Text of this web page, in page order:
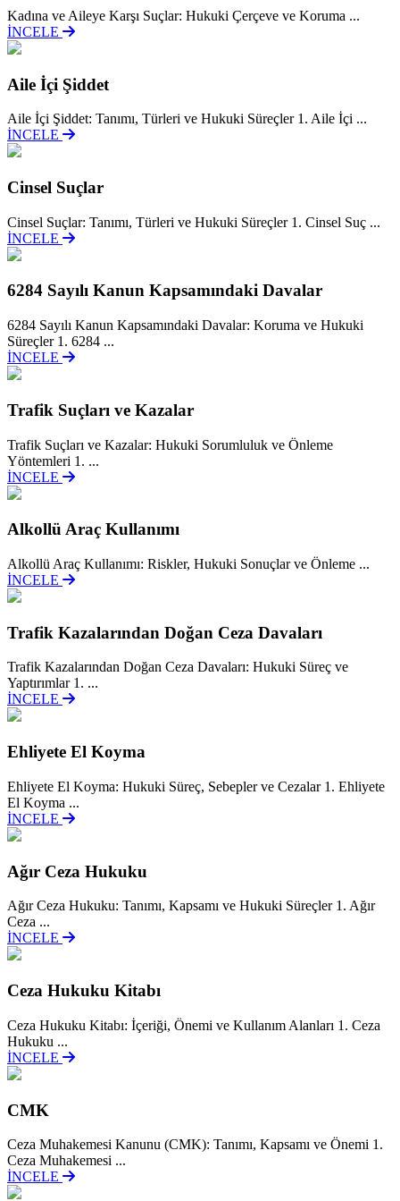
Kadına ve Aileye Karşı Suçlar: Hukuki Çerçeve ve Koruma ...
İNCELE
Aile İçi Şiddet
Aile İçi Şiddet: Tanımı, Türleri ve Hukuki Süreçler 1. Aile İçi ...
İNCELE
Cinsel Suçlar
Cinsel Suçlar: Tanımı, Türleri ve Hukuki Süreçler 1. Cinsel Suç ...
İNCELE
6284 Sayılı Kanun Kapsamındaki Davalar
6284 Sayılı Kanun Kapsamındaki Davalar: Koruma ve Hukuki
Süreçler 1. 6284 ...
İNCELE
Trafik Suçları ve Kazalar
Trafik Suçları ve Kazalar: Hukuki Sorumluluk ve Önleme
Yöntemleri 1. ...
İNCELE
Alkollü Araç Kullanımı
Alkollü Araç Kullanımı: Riskler, Hukuki Sonuçlar ve Önleme ...
İNCELE
Trafik Kazalarından Doğan Ceza Davaları
Trafik Kazalarından Doğan Ceza Davaları: Hukuki Süreç ve
Yaptırımlar 1. ...
İNCELE
Ehliyete El Koyma
Ehliyete El Koyma: Hukuki Süreç, Sebepler ve Cezalar 1. Ehliyete
El Koyma ...
İNCELE
Ağır Ceza Hukuku
Ağır Ceza Hukuku: Tanımı, Kapsamı ve Hukuki Süreçler 1. Ağır
Ceza ...
İNCELE
Ceza Hukuku Kitabı
Ceza Hukuku Kitabı: İçeriği, Önemi ve Kullanım Alanları 1. Ceza
Hukuku ...
İNCELE
CMK
Ceza Muhakemesi Kanunu (CMK): Tanımı, Kapsamı ve Önemi 1.
Ceza Muhakemesi ...
İNCELE